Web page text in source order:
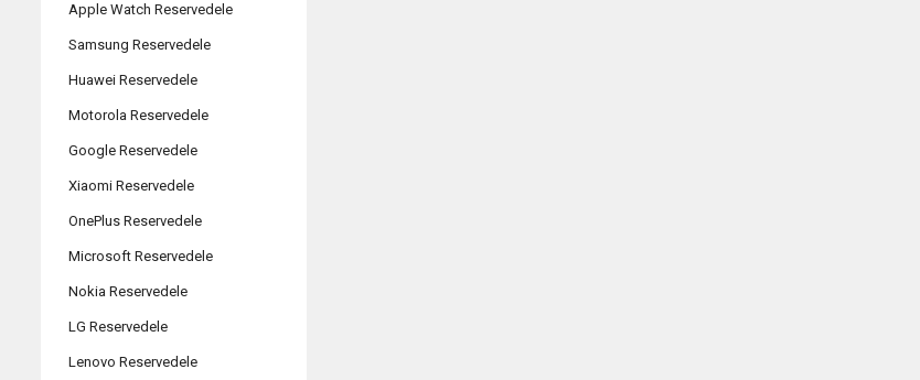
Apple Watch Reservedele
Samsung Reservedele
Huawei Reservedele
Motorola Reservedele
Google Reservedele
Xiaomi Reservedele
OnePlus Reservedele
Microsoft Reservedele
Nokia Reservedele
LG Reservedele
Lenovo Reservedele